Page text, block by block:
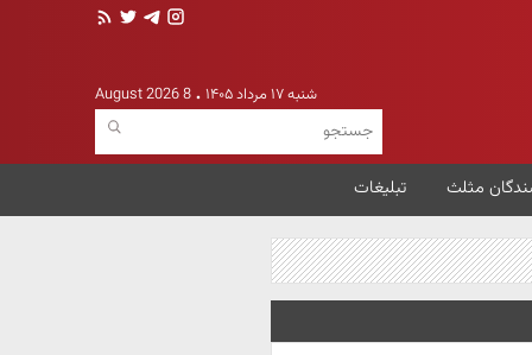
شنبه ۱۷ مرداد ۱۴۰۵ 8 August 2026
مثلث تبلیغات